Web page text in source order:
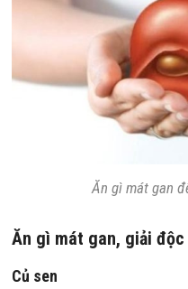
Ăn gì mát gan
Ăn gì mát gan, giải độc
Củ sen